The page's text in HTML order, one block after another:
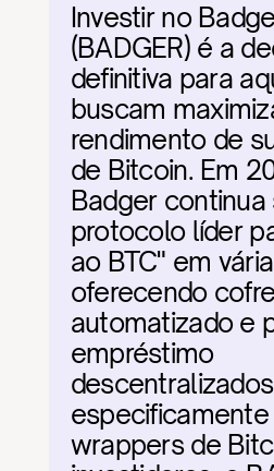
Investir no
(BADGER) é a
definitiva para
buscam
rendimento de
de Bitcoin. Em
Badger continua
protocolo líder
ao BTC" em
oferecendo cofre
automatizado e
empréstimo
descentralizados
especificamente
wrappers de